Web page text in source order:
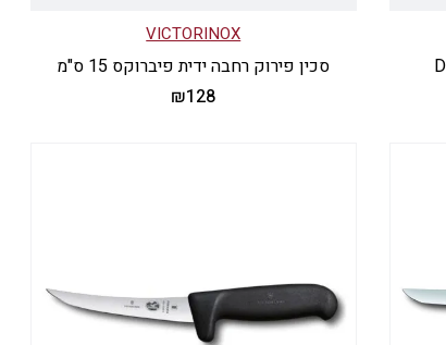
VICTORINOX
סכין פירוק רחבה ידית פיברוקס 15 ס"מ
₪128
את
האפשרויות